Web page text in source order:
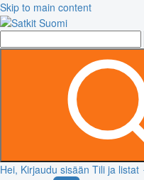
Skip to main content
Hei, Kirjaudu sisään Tili ja listat